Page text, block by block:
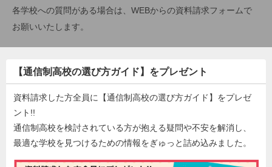
各学校への質問がある場合は、WEBからの資料請求フォームで
お願いいたします。
【通信制高校の選び方ガイド】をプレゼント
資料請求した方全員に【通信制高校の選び方ガイド】をプレゼ
ント!!
通信制高校を検討されている方が抱える疑問や不安を解消し、
最適な学校を見つけるための情報をぎゅっと詰め込みました。